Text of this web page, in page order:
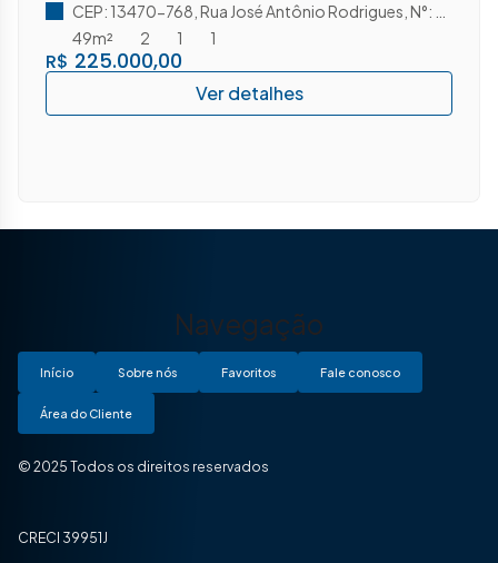
R$ 225.000,00
CEP: 13470-768 Rua José Antônio Rodrigues N°:
2
1
49m² 1
Navegação
Início Sobre nós Favoritos Fale conosco
Área do Cliente
© 2025 Todos os direitos reservados
CRECI 39951J